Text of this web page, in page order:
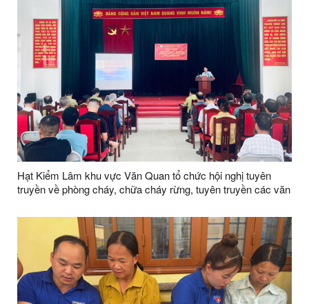
Hạt Kiểm Lâm khu vực Văn Quan tổ chức hội nghị tuyên
truyền về phòng cháy, chữa cháy rừng, tuyên truyền các văn
năm 2026